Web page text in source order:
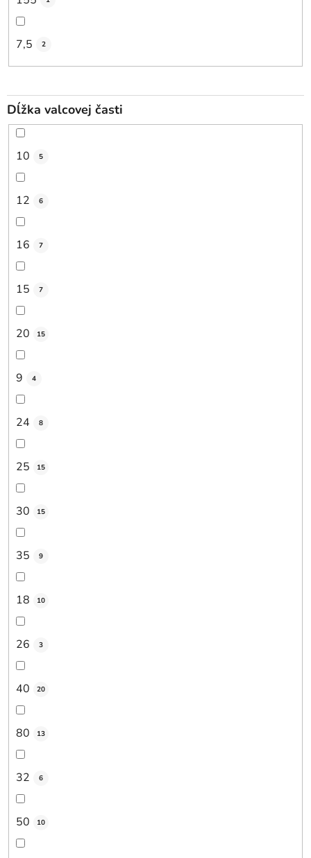
7,5 2
Dĺžka valcovej časti
10 5
12 6
16 7
15 7
20 15
9 4
24 8
25 15
30 15
35 9
18 10
26 3
40 20
80 13
32 6
50 10